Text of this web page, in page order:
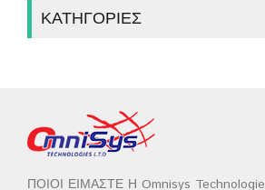
ΚΑΤΗΓΟΡΊΕΣ
ΠΟΙΟΙ ΕΙΜΑΣΤΕ Η Omnisys